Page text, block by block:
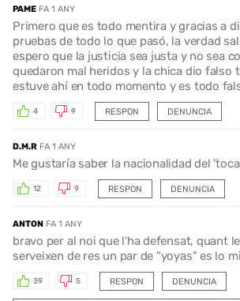
PAME FA 1 ANY
Primero que es todo mentira y gracias a
pruebas de todo lo que pasó, la verdad
espero que la justicia sea justa y no sea
quedaron mal heridos y la chica dio falso
estuve ahí en todo momento y es todo
RESPON
4 9 DENUNCIA
D.M.R FA 1 ANY
Me gustaría saber la nacionalidad del
RESPON
12 9 DENUNCIA
ANTON FA 1 ANY
bravo per al noi que l'ha defensat, quant
serveixen de res un par de "yoyas" es lo
RESPON
39 5 DENUNCIA